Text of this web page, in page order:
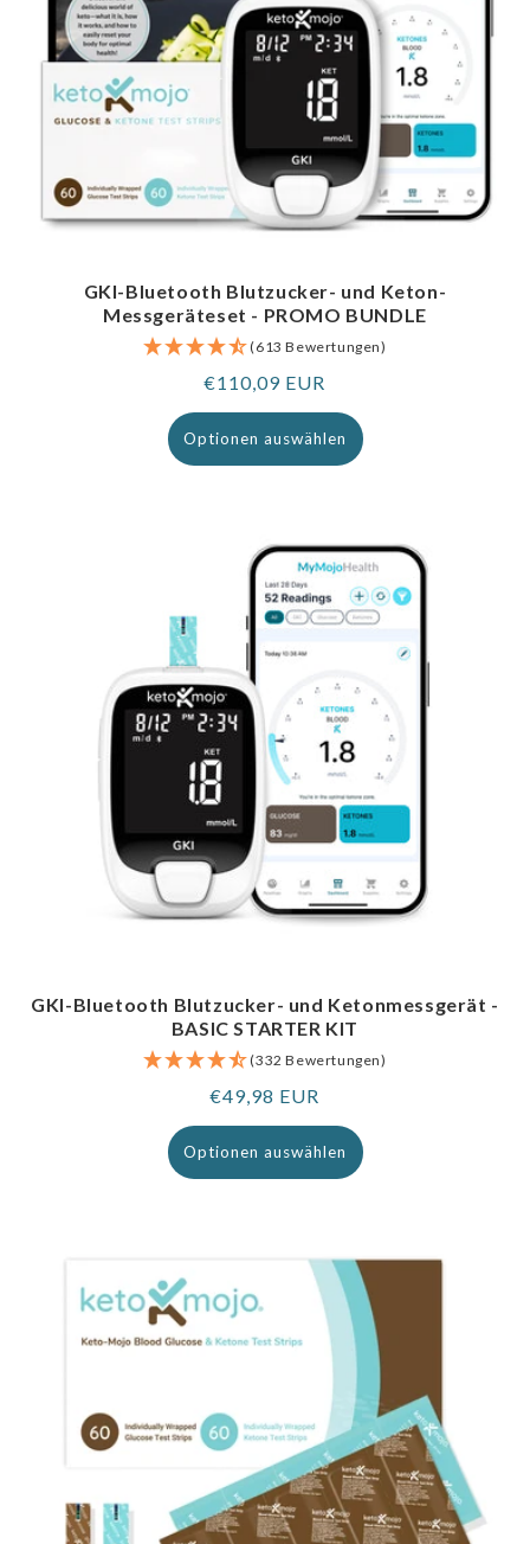
GKI-Bluetooth Blutzucker- und Keton-
Messgeräteset - PROMO BUNDLE
(613 Bewertungen)
Regulärer
Preis
€110,09 EUR
Optionen auswählen
GKI-Bluetooth Blutzucker- und Ketonmessgerät -
BASIC STARTER KIT
(332 Bewertungen)
Regulärer
Preis
€49,98 EUR
Optionen auswählen